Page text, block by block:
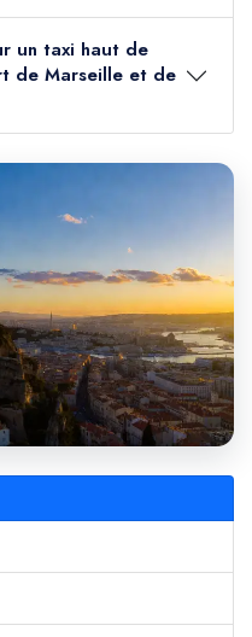
un taxi haut de
de Marseille et de